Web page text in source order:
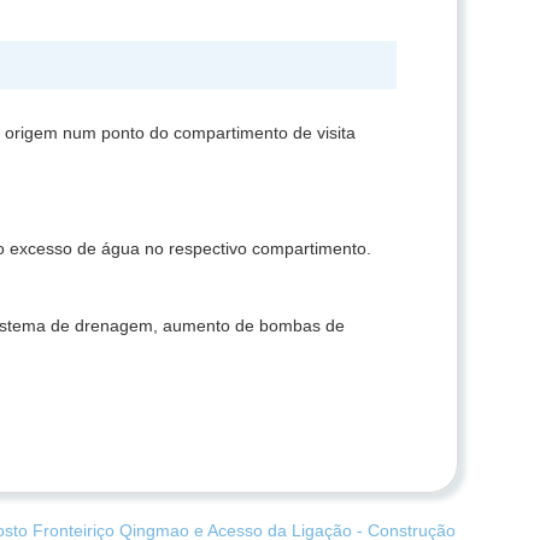
num ponto do compartimento de visita
de água no respectivo compartimento.
de drenagem, aumento de bombas de
Fronteiriço Qingmao e Acesso da Ligação - Construção